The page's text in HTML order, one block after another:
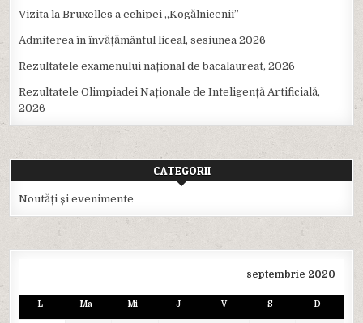
Vizita la Bruxelles a echipei ,,Kogălnicenii”
Admiterea în învățământul liceal, sesiunea 2026
Rezultatele examenului național de bacalaureat, 2026
Rezultatele Olimpiadei Naționale de Inteligență Artificială,
2026
CATEGORII
Noutăți și evenimente
septembrie 2020
L Ma Mi J V S D